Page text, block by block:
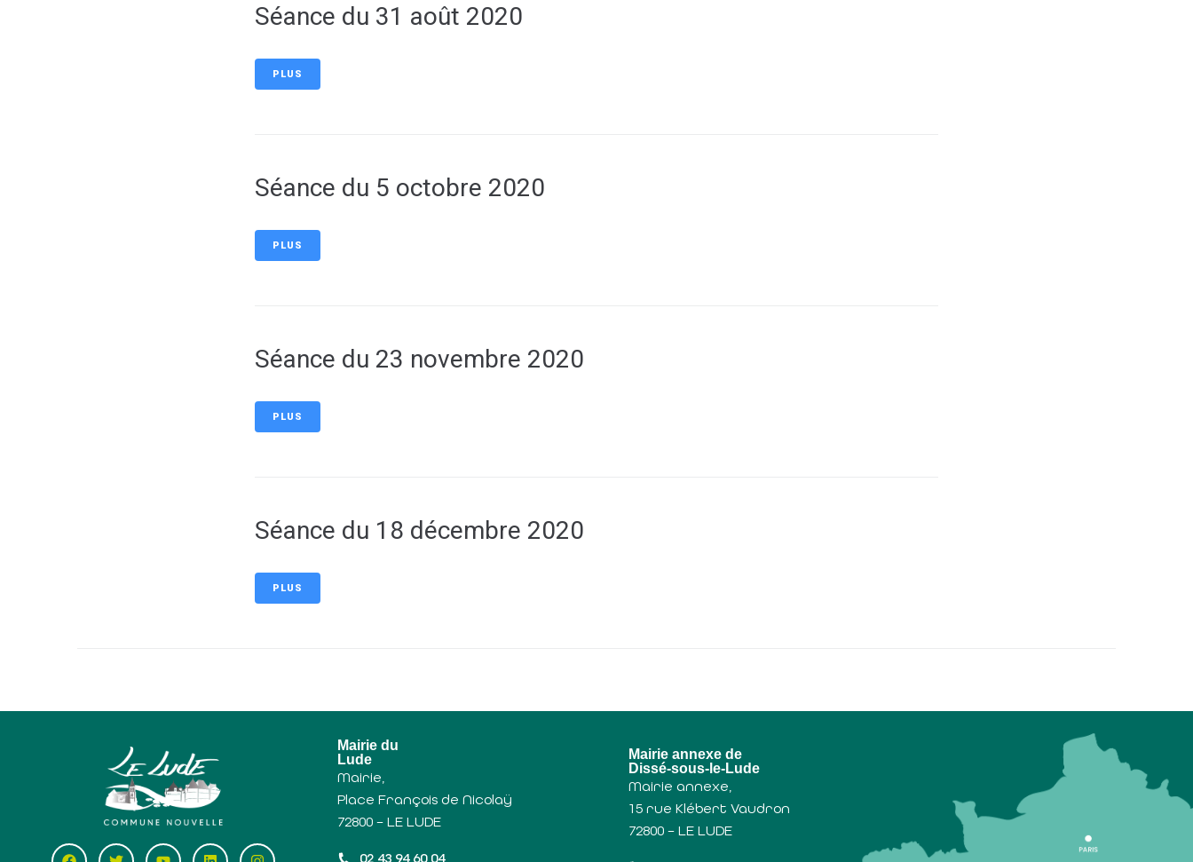
Séance du 31 août 2020
PLUS
Séance du 5 octobre 2020
PLUS
Séance du 23 novembre 2020
PLUS
Séance du 18 décembre 2020
PLUS
Mairie du
Lude
Mairie,
Place François de Nicolaÿ
72800 – LE LUDE
02 43 94 60 04
Mairie annexe de
Dissé-sous-le-Lude
Mairie annexe,
15 rue Klébert Vaudron
72800 – LE LUDE